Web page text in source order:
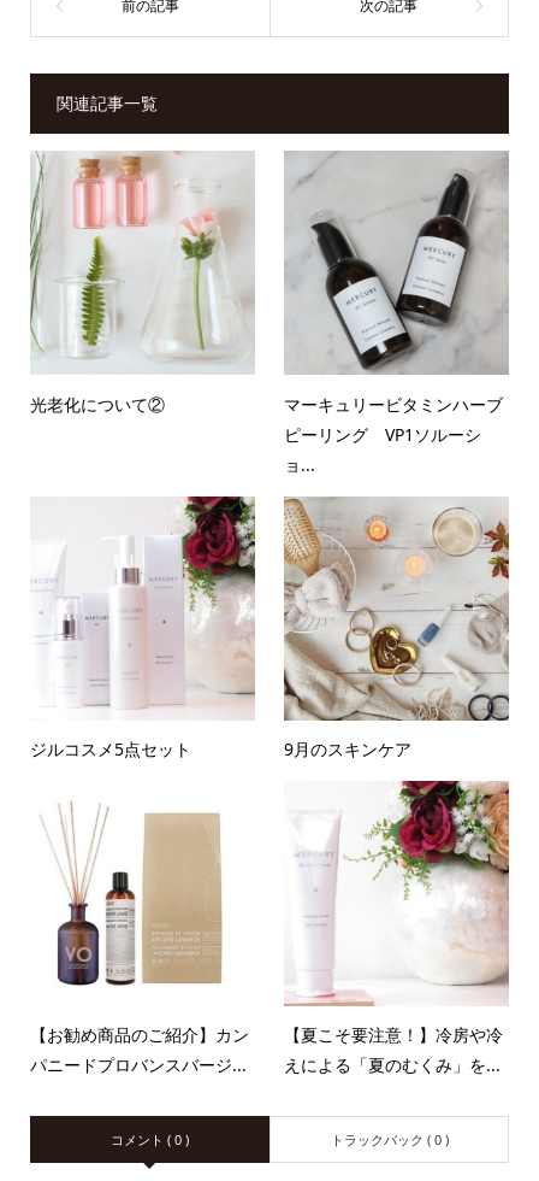
関連記事一覧
光老化について②
マーキュリービタミンハーブ
ピーリング VP1ソルーシ
ョ...
ジルコスメ5点セット 9月のスキンケア
【お勧め商品のご紹介】カン
パニードプロバンスバージ...
【夏こそ要注意！】冷房や冷
えによる「夏のむくみ」を...
コメント ( 0 ) トラックバック ( 0 )